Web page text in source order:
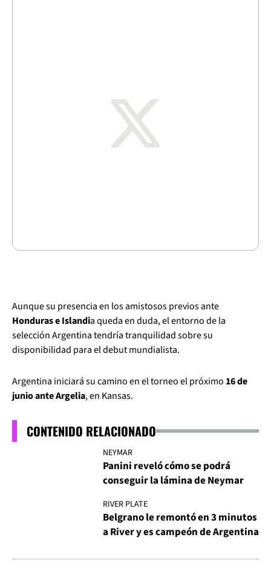
Aunque su presencia en los amistosos previos ante
Honduras e Islandia queda en duda, el entorno de la
selección Argentina tendría tranquilidad sobre su
disponibilidad para el debut mundialista.
Argentina iniciará su camino en el torneo el próximo 16 de
junio ante Argelia, en Kansas.
CONTENIDO RELACIONADO
NEYMAR
Panini reveló cómo se podrá
conseguir la lámina de Neymar
RIVER PLATE
Belgrano le remontó en 3 minutos
a River y es campeón de Argentina